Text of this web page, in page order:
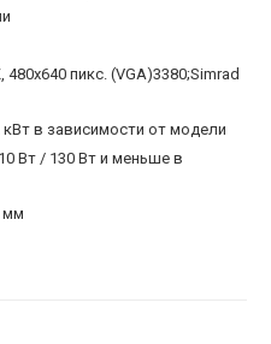
пикс. (VGA)3380;Simrad
кВт в зависимости от модели
Вт / 130 Вт и меньше в
мм